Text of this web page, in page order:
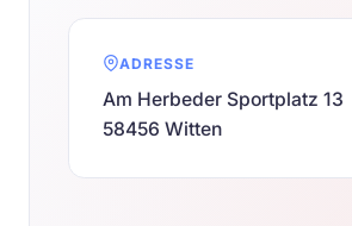
ADRESSE
Am Herbeder Sportplatz 13
58456 Witten